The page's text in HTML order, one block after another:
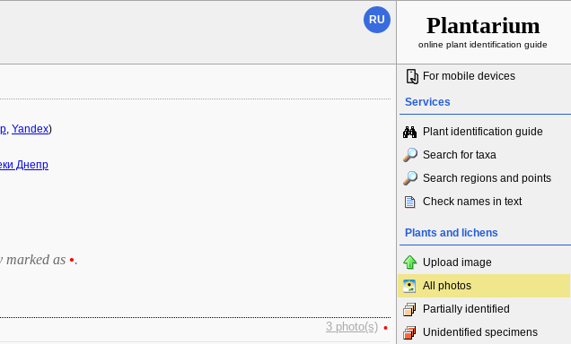
RU Plantarium
online plant identification guide
, Yandex)
Днепр
marked as •.
3 photo(s) •
For mobile devices
Services
Plant identification guide
Search for taxa
Search regions and points
Check names in text
Plants and lichens
Upload image
All photos
Partially identified
Unidentified specimens